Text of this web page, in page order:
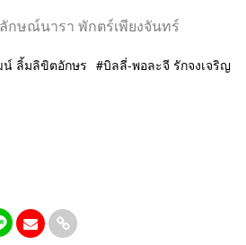
กษณ์นารา พักตร์เพียงจันทร์
ลิ้มลิขิตอักษร บิลลี่-พอละจี รักจงเจริญ